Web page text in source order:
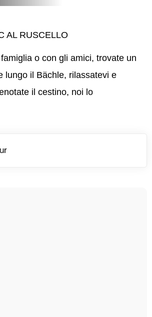
AL RUSCELLO
o con gli amici, trovate un
lungo il Bächle, rilassatevi e
il cestino, noi lo